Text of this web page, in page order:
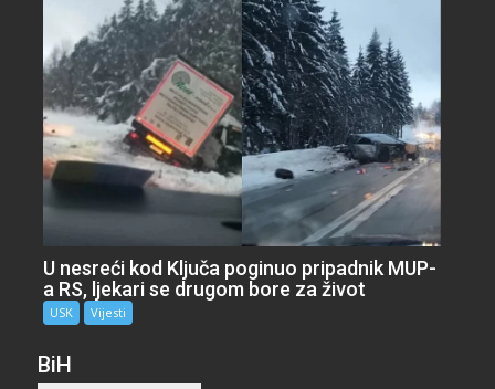
U nesreći kod Ključa poginuo pripadnik MUP-
a RS, ljekari se drugom bore za život
USK Vijesti
BiH